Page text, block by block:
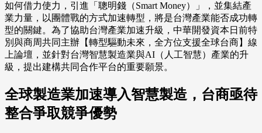
如何借力使力，引進「聰明錢（Smart Money）」，並集結產
業力量，以團體戰的方式加速轉型，將是台灣產業能否成功轉
型的關鍵。為了協助台灣產業加速升級，中華開發資本日前特
別與商周共同主辦【轉型驅動未來，全方位支援全球台商】線
上論壇，並針對台灣智慧製造業與AI（人工智慧）產業的升
級，提出建構共同合作平台的重要願景。
全球製造業加速導入智慧製造，台商亟待
整合爭取競爭優勢